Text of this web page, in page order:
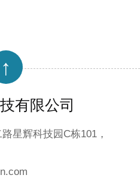
↑
有限公司
星辉科技园C栋101，